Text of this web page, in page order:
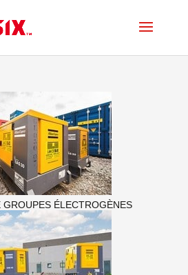
GROUPES ÉLECTROGÈNES